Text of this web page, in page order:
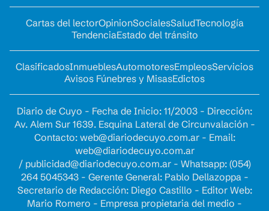
Cartas del lectorOpinionSocialesSaludTecnología
TendenciaEstado del tránsito
ClasificadosInmueblesAutomotoresEmpleosServicios
Avisos Fúnebres y MisasEdictos
Diario de Cuyo - Fecha de Inicio: 11/2003 - Dirección:
Av. Alem Sur 1639. Esquina Lateral de Circunvalación -
Contacto: web@diariodecuyo.com.ar- Email:
web@diariodecuyo.com.ar
/ publicidad@diariodecuyo.com.ar- Whatsapp: (054)
264 5045343 - Gerente General: Pablo Dellazoppa -
Secretario de Redacción: Diego Castillo - Editor Web:
Mario Romero - Empresa propietaria del medio -